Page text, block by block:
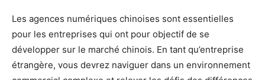
Les agences numériques chinoises sont essentielles
pour les entreprises qui ont pour objectif de se
développer sur le marché chinois. En tant qu’entreprise
étrangère, vous devrez naviguer dans un environnement